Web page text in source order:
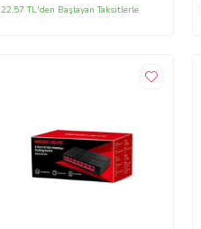
22,57 TL'den Başlayan Taksitlerle